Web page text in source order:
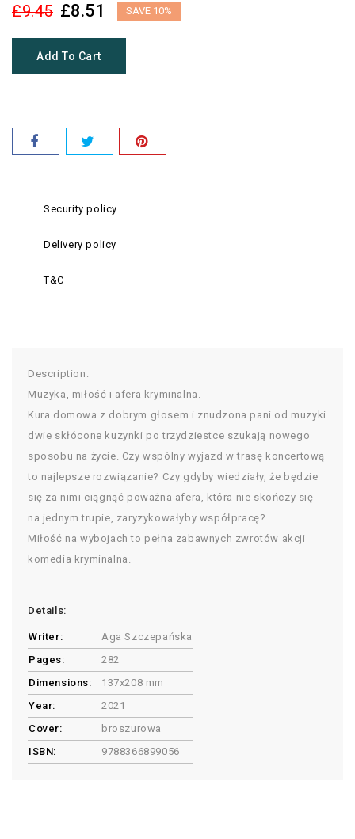
£9.45 £8.51 SAVE 10%
Add To Cart
Security policy
Delivery policy
T&C
Description:
Muzyka, miłość i afera kryminalna.
Kura domowa z dobrym głosem i znudzona pani od muzyki
dwie skłócone kuzynki po trzydziestce szukają nowego
sposobu na życie. Czy wspólny wyjazd w trasę koncertową
to najlepsze rozwiązanie? Czy gdyby wiedziały, że będzie
się za nimi ciągnąć poważna afera, która nie skończy się
na jednym trupie, zaryzykowałyby współpracę?
Miłość na wybojach to pełna zabawnych zwrotów akcji
komedia kryminalna.
Details:
Writer:
Aga Szczepańska
Pages:
282
Dimensions:
137x208 mm
Year:
2021
Cover:
broszurowa
ISBN:
9788366899056